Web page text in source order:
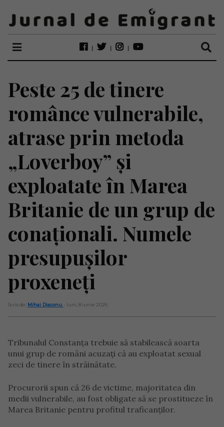
Peste 25 de tinere
românce vulnerabile,
atrase prin metoda
„Loverboy” și
exploatate în Marea
Britanie de un grup de
conaționali. Numele
presupușilor
proxeneți
Scris de: Mihai Diaconu - luni, 8 iunie 2026
Tribunalul Constanța trebuie să stabilească soarta
unui grup de români acuzați că au exploatat sexual
zeci de tinere în străinătate.
Procurorii spun că 26 de victime, majoritatea din
medii vulnerabile, au fost obligate să se prostitueze în
Marea Britanie pentru profitul traficanților.